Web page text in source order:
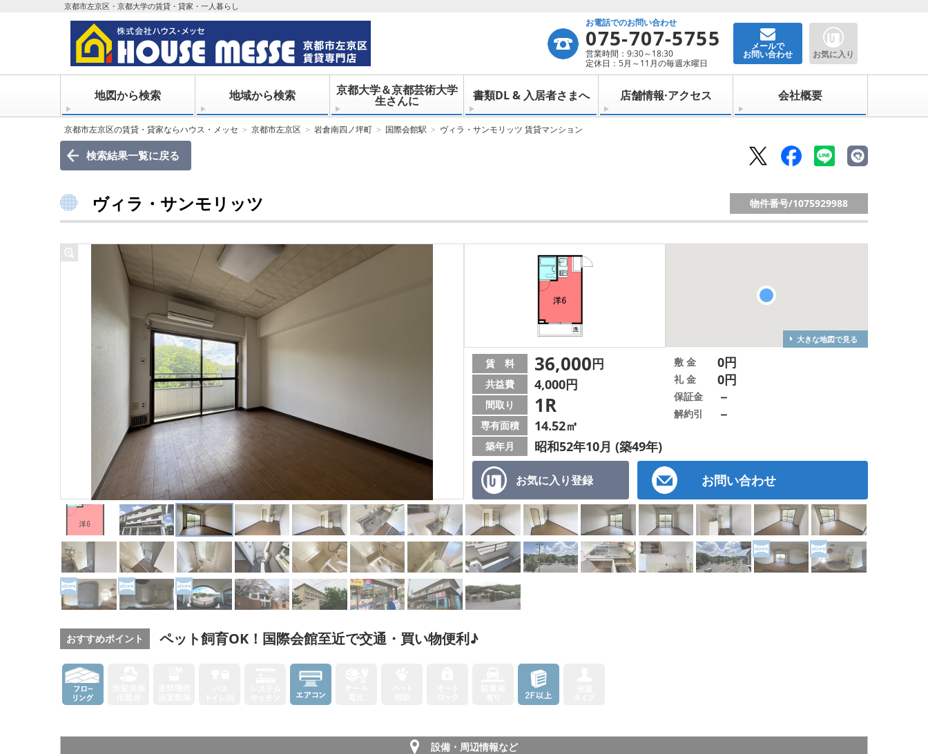
京都市左京区・京都大学の賃貸・貸家・一人暮らし
お電話でのお問い合わせ
075-707-5755
営業時間：9:30～18:30
定休日：5月～11月の毎週水曜日
メールで
お問い合わせ お気に入り
地図から検索 地域から検索 京都大学＆京都芸術大学
生さんに 書類DL & 入居者さまへ 店舗情報·アクセス 会社概要
京都市左京区の賃貸・貸家ならハウス・メッセ 京都市左京区 岩倉南四ノ坪町 国際会館駅 ヴィラ・サンモリッツ 賃貸マンション
検索結果一覧に戻る
ヴィラ・サンモリッツ 物件番号/1075929988
大きな地図で見る
お気に入り登録 お問い合わせ
賃 料 36,000円
共益費 4,000円
間取り 1R
専有面積 14.52㎡
築年月 昭和52年10月 (築49年)
敷 金 0円
礼 金 0円
保証金 －
解約引 －
おすすめポイント ペット飼育OK！国際会館至近で交通・買い物便利♪
設備・周辺情報など